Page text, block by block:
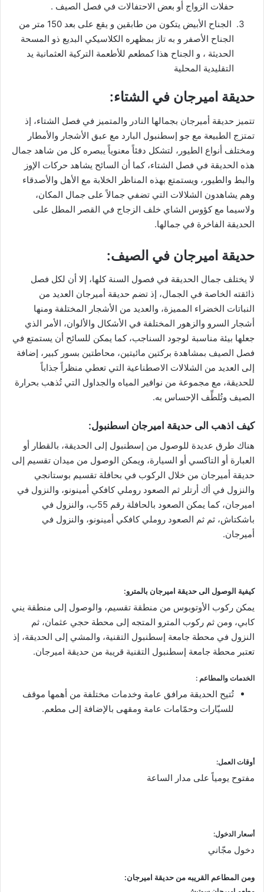
حفلات الزواج أو بعض الاحتفالات في فصل الصيف .
الجناح الأبيض يتكون من طابقين و يقع على بعد 150 متر من
الجناح الأصفر و به تاز بمظهره الكلاسيكي البديع ذو المسحة
الحديثة ، و الجناح هذا كمطعم للأطعمة التركية العثمانية يد
التقليدية المحلية
حديقة اميرجان في الشتاء:
تتميز حديقة أميرجان بجمالها النادر والمتميز في فصل الشتاء، إذ
تمتزج الطبيعة مع جو إسطنبول البارد مع عبق الأشجار والأمطار
ومختلف أنواع الطيور، لتشكل دفئاً معنوياً يبصره كل من شاهد جمال
هذه الحديقة في فصل الشتاء، كما أن السائح يشاهد حركات الإوز
والبط والطيور، ويستمتع بهذه المناظر الخلابة مع الأهل والأصدقاء
وهم يشاهدون الشلالات التي تضفي جمالاً على جمال المكان،
ولاسيما مع كؤوس الشاي خلف الزجاج في القصر المطل على
الحديقة الفاخرة في جمالها.
حديقة اميرجان في الصيف:
لا يختلف جمال الحديقة في فصول السنة كلها، إلا أن لكل فصل
ذائقته الخاصة في الجمال، إذ تضم حديقة أميرجان العديد من
النباتات الخضراء المميزة، والعديد من الأشجار المختلفة ومنها
أشجار السرو والزهور المختلفة في الأشكال والألوان، الأمر الذي
جعلها بيئة مناسبة لوجود السناجب، كما يمكن للسائح أن يستمتع في
فصل الصيف بمشاهدة بركتين مائيتين، محاطتين بسور كبير، إضافة
إلى العديد من الشلالات الاصطناعية التي تعطي منظراً جذاباً
للحديقة، مع مجموعة من نوافير المياه والجداول التي تُذهب بحرارة
الصيف وتُلطِّف الإحساس به.
كيف اذهب الى حديقة اميرجان اسطنبول:
هناك طرق عديدة للوصول من إسطنبول إلى الحديقة، بالقطار أو
العبارة أو التاكسي أو السيارة، ويمكن الوصول من ميدان تقسيم إلى
حديقة أميرجان من خلال الركوب في بحافلة تقسيم بوستانجي
والنزول في أك أرتلر ثم الصعود روملي كافكي أمينونو، والنزول في
اميرجان، كما يمكن الصعود بالحافلة رقم 55ب، والنزول في
باشكتاش، ثم ثم الصعود روملي كافكي أمينونو، والنزول في
أميرجان.
كيفية الوصول الى حديقة اميرجان بالمترو:
يمكن ركوب الأوتوبوس من منطقة تقسيم، والوصول إلى منطقة يني
كابي، ومن ثم ركوب المترو المتجه إلى محطة حجي عثمان، ثم
النزول في محطة جامعة إسطنبول التقنية، والمشي إلى الحديقة، إذ
تعتبر محطة جامعة إسطنبول التقنية قريبة من حديقة اميرجان.
الخدمات والمطاعم :
تُتيح الحديقة مرافق عامة وخدمات مختلفة من أهمها موقف
للسيّارات وحمّامات عامة ومقهى بالإضافة إلى مطعم.
أوقات العمل:
مفتوح يومياً على مدار الساعة
أسعار الدخول:
دخول مجّاني
ومن المطاعم القريبه من حديقة اميرجان: